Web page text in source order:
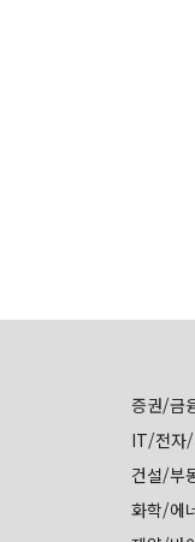
증권/금
IT/전자/
건설/부
화학/에